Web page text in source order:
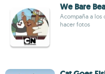
We Bare
Acompaña a los
hacer fotos